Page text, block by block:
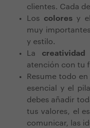
clientes. Cada
Los coloresy
muy
y estilo.
La creatividad
atención con tu
Resume todo en
esencial y el
debes añadir
tus valores, el
comunicar, las